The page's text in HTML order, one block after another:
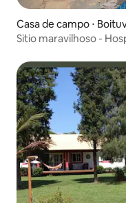
Casa de campo ⋅
Sitio maravilhoso -